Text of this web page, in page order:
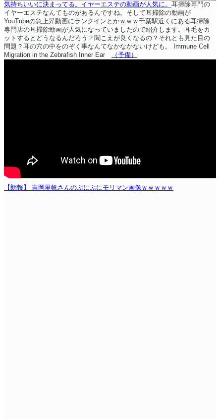
気持ちいいに決まってる。イヤーエステの動画が人気に。 耳掃除専門の
イヤーエステなんてものがあるんですね。そして耳掃除の動画が
YouTubeの急上昇動画にランクインとかｗｗｗ千葉駅近くにある耳掃除
専門店の耳掃除動画が人気になっていましたので紹介します。耳毛をカ
ットするとどうなるんだろう？聞こえが良くなるの？それとも見た目の
問題？耳の穴の中をのぞく事なんてなかなかないけども。
Immune Cell
Migration in the Zebrafish Inner Ear
（予備）
【朗報】 吉岡里帆さんのぷにぷにモリマン画像ｗｗｗｗｗ